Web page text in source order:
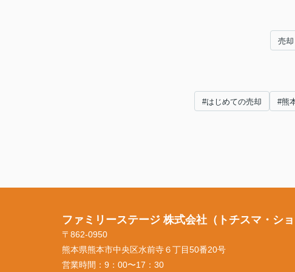
売却
#はじめての売却 #熊
ファミリーステージ 株式会社（トチスマ・ショ
〒862-0950
熊本県熊本市中央区水前寺６丁目50番20号
営業時間： 9：00〜17：30